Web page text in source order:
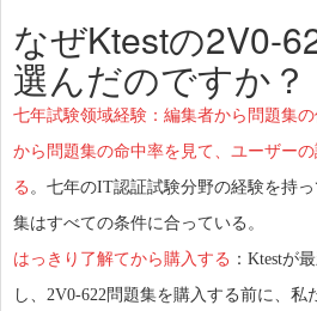
なぜKtestの2V0-
選んだのですか？
七年試験领域経験：編集者から問題集
から問題集の命中率を見て、ユーザー
る 。七年のIT認証試験分野の経験を持っ
集はすべての条件に合っている。
はっきり了解てから購入する ：Ktestが
し、2V0-622問題集を購入する前に、私